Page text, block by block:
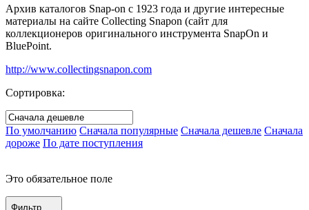
Архив каталогов Snap-on с 1923 года и другие интересные
материалы на сайте Collecting Snapon (сайт для
коллекционеров оригинального инструмента SnapOn и
BluePoint.
http://www.collectingsnapon.com
Сортировка:
По умолчанию Сначала популярные Сначала дешевле Сначала
дороже По дате поступления
Это обязательное поле
Фильтр